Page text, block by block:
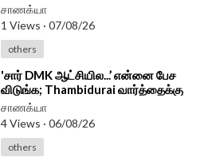
Anand Speech at TN Assembly
சாணக்யா
1 Views · 07/08/26
others
⁣'சார் DMK ஆட்சியில...’ என்னை பேச
விடுங்க; Thambidurai வார்த்தைக்கு
பதறிய Trichy Siva | Parliament
சாணக்யா
4 Views · 06/08/26
others